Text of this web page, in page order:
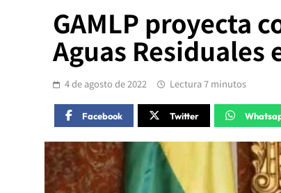
GAMLP proyecta
Aguas Residuales
4 de agosto de 2022 Lectura 7 minutos
Facebook Twitter